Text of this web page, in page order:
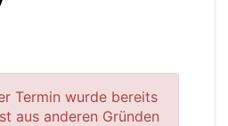
Termin wurde bereits
aus anderen Gründen